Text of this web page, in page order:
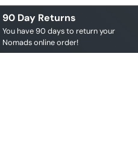
90 Day Returns
You have 90 days to return your
Nomads online order!